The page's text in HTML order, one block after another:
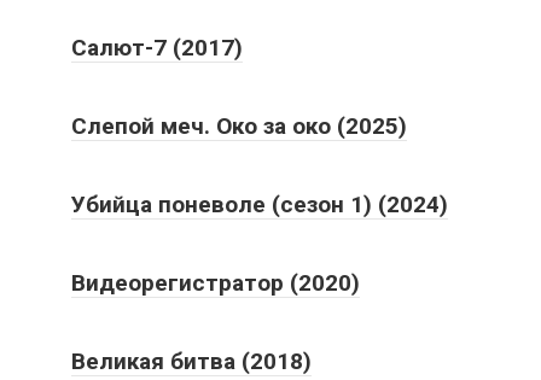
Салют-7 (2017)
Слепой меч. Око за око (2025)
Убийца поневоле (сезон 1) (2024)
Видеорегистратор (2020)
Великая битва (2018)